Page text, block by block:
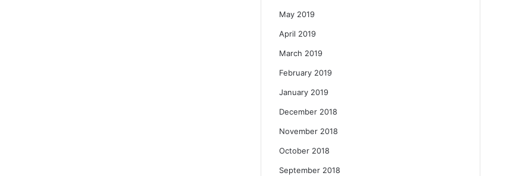
May 2019
April 2019
March 2019
February 2019
January 2019
December 2018
November 2018
October 2018
September 2018